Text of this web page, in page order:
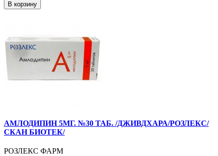
В корзину
АМЛОДИПИН 5МГ. №30 ТАБ. /ДЖИВДХАРА/РОЗЛЕКС/
СКАН БИОТЕК/
РОЗЛЕКС ФАРМ